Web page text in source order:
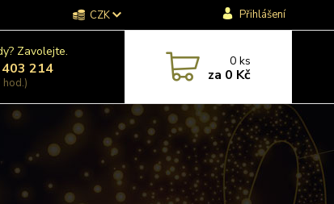
CZK Přihlášení
Zavolejte.
214 0ks
za 0 Kč